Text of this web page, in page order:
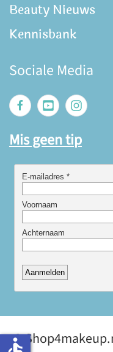
Beauty Nieuws
Kennisbank
Sociale Media
Mis geen tip
©